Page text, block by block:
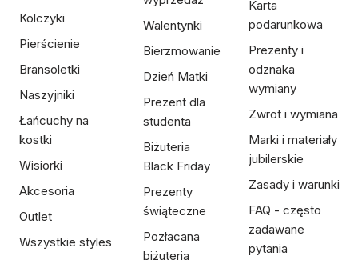
Kolczyki
Pierścienie
Bransoletki
Naszyjniki
Łańcuchy na
kostki
Wisiorki
Akcesoria
Outlet
Wszystkie styles
Walentynki
Bierzmowanie
Dzień Matki
Prezent dla
studenta
Biżuteria
Black Friday
Prezenty
świąteczne
Pozłacana
biżuteria
Karta
podarunkowa
Prezenty i
odznaka
wymiany
Zwrot i wymiana
Marki i materiały
jubilerskie
Zasady i warunki
FAQ - często
zadawane
pytania